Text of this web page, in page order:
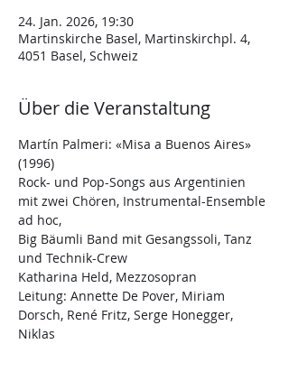
24. Jan. 2026, 19:30
Martinskirche Basel, Martinskirchpl. 4,
4051 Basel, Schweiz
Über die Veranstaltung
Martín Palmeri: «Misa a Buenos Aires»
(1996)
Rock- und Pop-Songs aus Argentinien
mit zwei Chören, Instrumental-Ensemble
ad hoc,
Big Bäumli Band mit Gesangssoli, Tanz
und Technik-Crew
Katharina Held, Mezzosopran
Leitung: Annette De Pover, Miriam
Dorsch, René Fritz, Serge Honegger,
Niklas